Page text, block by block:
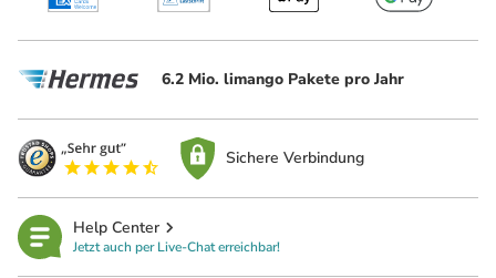
6.2 Mio. limango Pakete pro Jahr
Sichere Verbindung
Help Center
Jetzt auch per Live-Chat erreichbar!